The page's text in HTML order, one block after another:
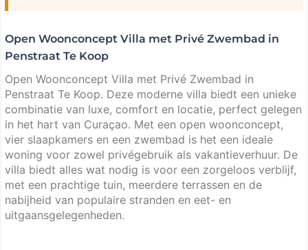
Open Woonconcept Villa met Privé Zwembad in
Penstraat Te Koop
Open Woonconcept Villa met Privé Zwembad in
Penstraat Te Koop. Deze moderne villa biedt een unieke
combinatie van luxe, comfort en locatie, perfect gelegen
in het hart van Curaçao. Met een open woonconcept,
vier slaapkamers en een zwembad is het een ideale
woning voor zowel privégebruik als vakantieverhuur. De
villa biedt alles wat nodig is voor een zorgeloos verblijf,
met een prachtige tuin, meerdere terrassen en de
nabijheid van populaire stranden en eet- en
uitgaansgelegenheden.